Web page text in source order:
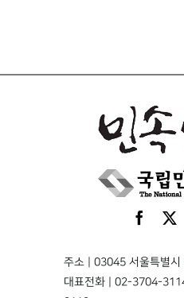
주소 | 03045 서울특별
대표전화 | 02-3704-